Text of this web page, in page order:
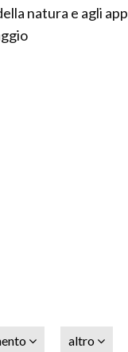
natura e agli
altro